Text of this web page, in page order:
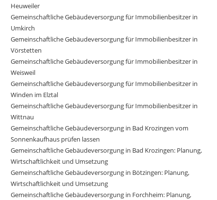
Heuweiler
Gemeinschaftliche Gebäudeversorgung für Immobilienbesitzer in
Umkirch
Gemeinschaftliche Gebäudeversorgung für Immobilienbesitzer in
Vörstetten
Gemeinschaftliche Gebäudeversorgung für Immobilienbesitzer in
Weisweil
Gemeinschaftliche Gebäudeversorgung für Immobilienbesitzer in
Winden im Elztal
Gemeinschaftliche Gebäudeversorgung für Immobilienbesitzer in
Wittnau
Gemeinschaftliche Gebäudeversorgung in Bad Krozingen vom
Sonnenkaufhaus prüfen lassen
Gemeinschaftliche Gebäudeversorgung in Bad Krozingen: Planung,
Wirtschaftlichkeit und Umsetzung
Gemeinschaftliche Gebäudeversorgung in Bötzingen: Planung,
Wirtschaftlichkeit und Umsetzung
Gemeinschaftliche Gebäudeversorgung in Forchheim: Planung,